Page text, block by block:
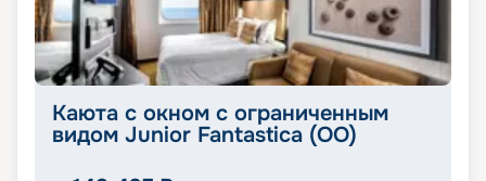
Каюта с окном с ограниченным
видом Junior Fantastica (OO)